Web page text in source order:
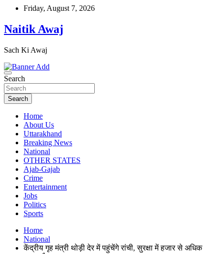
Skip
content
Friday, August 7, 2026
Naitik Awaj
Sach Ki Awaj
Search
Search
Home
About Us
Uttarakhand
Breaking News
National
OTHER STATES
Ajab-Gajab
Crime
Entertainment
Jobs
Politics
Sports
Home
National
केंद्रीय गृह मंत्री थोड़ी देर में पहुंचेंगे रांची, सुरक्षा में हजार से अधिक